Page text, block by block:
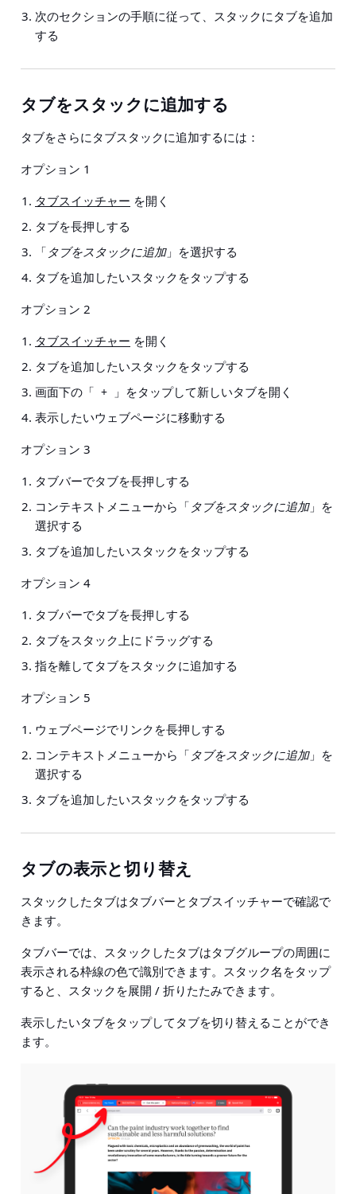
次のセクションの手順に従って、スタックにタブを追加
する
タブをスタックに追加する
タブをさらにタブスタックに追加するには：
オプション 1
タブスイッチャー を開く
タブを長押しする
「 タブをスタックに追加」を選択する
タブを追加したいスタックをタップする
オプション 2
タブスイッチャー を開く
タブを追加したいスタックをタップする
画面下の「 +
」をタップして新しいタブを開く
表示したいウェブページに移動する
オプション 3
タブバーでタブを長押しする
コンテキストメニューから「 タブをスタックに追加」を
選択する
タブを追加したいスタックをタップする
オプション 4
タブバーでタブを長押しする
タブをスタック上にドラッグする
指を離してタブをスタックに追加する
オプション 5
ウェブページでリンクを長押しする
コンテキストメニューから「 タブをスタックに追加」を
選択する
タブを追加したいスタックをタップする
タブの表示と切り替え
スタックしたタブはタブバーとタブスイッチャーで確認で
きます。
タブバーでは、スタックしたタブはタブグループの周囲に
表示される枠線の色で識別できます。スタック名をタップ
すると、スタックを展開 / 折りたたみできます。
表示したいタブをタップしてタブを切り替えることができ
ます。